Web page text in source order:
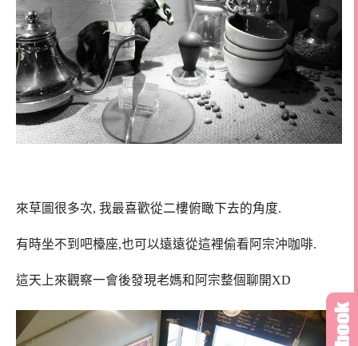
來草圖很多次, 我最喜歡從二樓俯瞰下去的角度.
有時坐不到吧檯座,也可以遠遠從這裡偷看阿宗沖咖啡.
這天上來觀察一會後發現老媽和阿宗整個聊開XD